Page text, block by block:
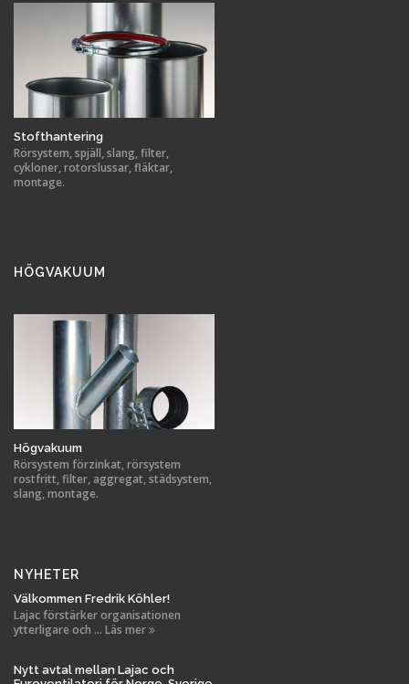
Stofthantering
Rörsystem, spjäll, slang, filter,
cykloner, rotorslussar, fläktar,
montage.
HÖGVAKUUM
Högvakuum
Rörsystem förzinkat, rörsystem
rostfritt, filter, aggregat, städsystem,
slang, montage.
NYHETER
Välkommen Fredrik Köhler!
Lajac förstärker organisationen
ytterligare och ... Läs mer
Nytt avtal mellan Lajac och